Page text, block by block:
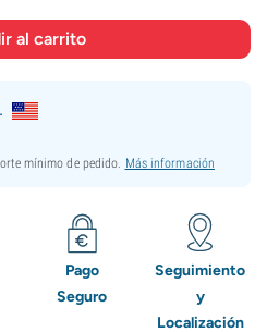
mínimo de pedido. Más información
Pago
Seguro
Seguimiento
y
Localización